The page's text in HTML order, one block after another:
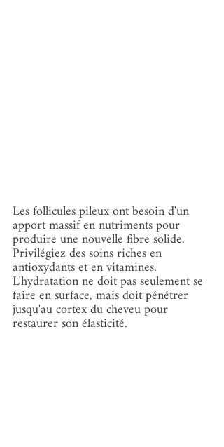
Les follicules pileux ont besoin d'un
apport massif en nutriments pour
produire une nouvelle fibre solide.
Privilégiez des soins riches en
antioxydants et en vitamines.
L'hydratation ne doit pas seulement se
faire en surface, mais doit pénétrer
jusqu'au cortex du cheveu pour
restaurer son élasticité.